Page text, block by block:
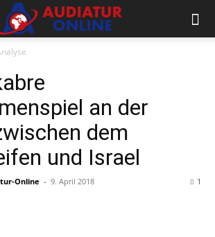
an der
dem
und Israel
Online - 9. April 2018 1